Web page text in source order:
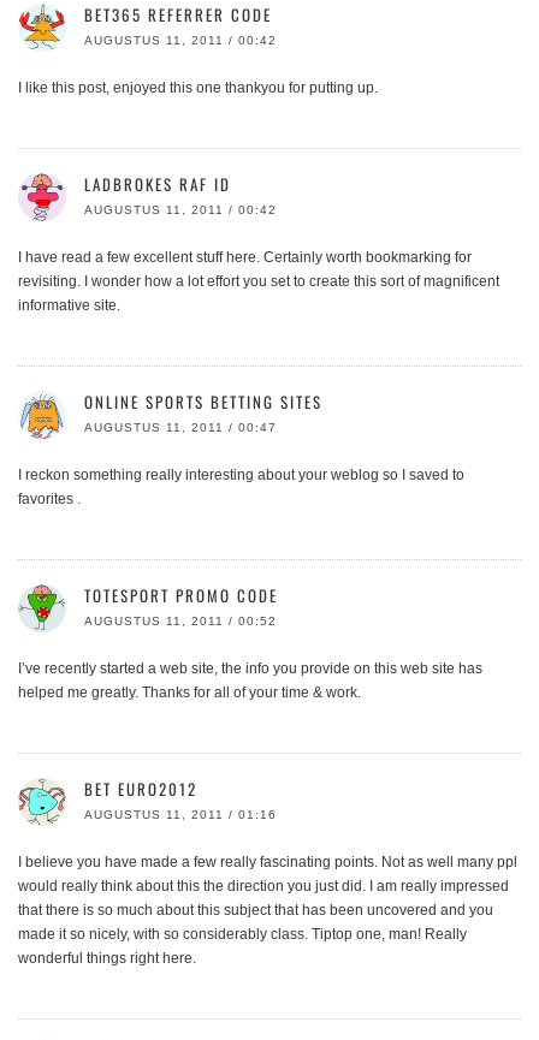
BET365 REFERRER CODE
AUGUSTUS 11, 2011 / 00:42
I like this post, enjoyed this one thankyou for putting up.
LADBROKES RAF ID
AUGUSTUS 11, 2011 / 00:42
I have read a few excellent stuff here. Certainly worth bookmarking for
revisiting. I wonder how a lot effort you set to create this sort of magnificent
informative site.
ONLINE SPORTS BETTING SITES
AUGUSTUS 11, 2011 / 00:47
I reckon something really interesting about your weblog so I saved to
favorites .
TOTESPORT PROMO CODE
AUGUSTUS 11, 2011 / 00:52
I’ve recently started a web site, the info you provide on this web site has
helped me greatly. Thanks for all of your time & work.
BET EURO2012
AUGUSTUS 11, 2011 / 01:16
I believe you have made a few really fascinating points. Not as well many ppl
would really think about this the direction you just did. I am really impressed
that there is so much about this subject that has been uncovered and you
made it so nicely, with so considerably class. Tiptop one, man! Really
wonderful things right here.